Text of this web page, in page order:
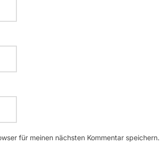
für meinen nächsten Kommentar speichern.